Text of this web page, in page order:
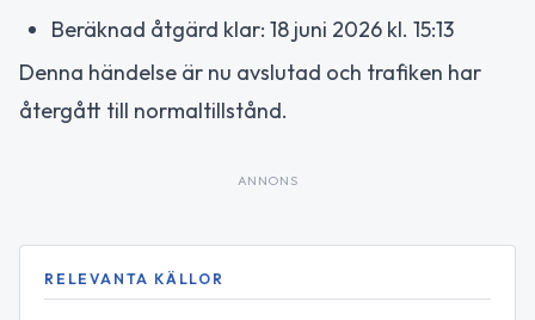
Beräknad åtgärd klar: 18 juni 2026 kl. 15:13
Denna händelse är nu avslutad och trafiken har
återgått till normaltillstånd.
ANNONS
RELEVANTA KÄLLOR